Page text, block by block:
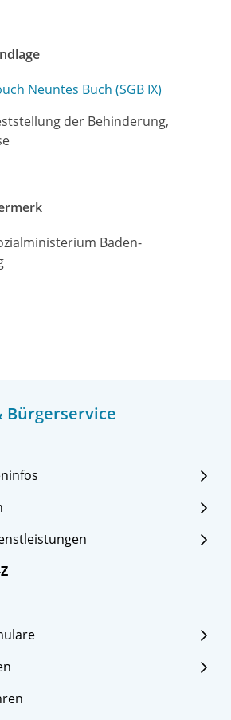
Bürgerservice
Neuntes Buch (SGB IX)
der Behinderung,
Baden-